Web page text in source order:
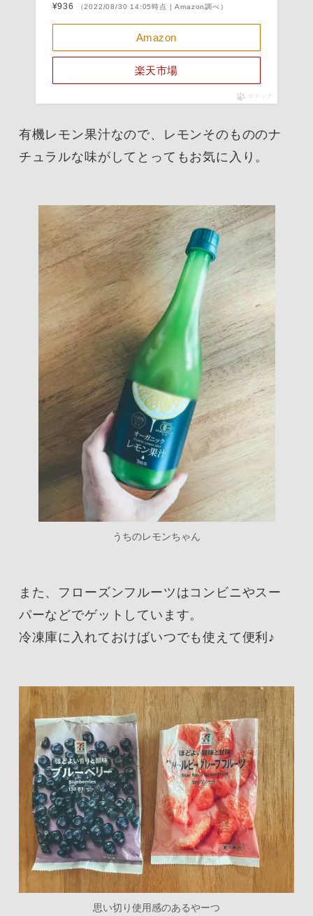
¥936 （2022/08/30 14:05時点 | Amazon調べ）
Amazon
楽天市場
ポチップ
有機レモン果汁なので、レモンそのもののナ
チュラルな味がしてとってもお気に入り。
うちのレモンちゃん
また、フローズンフルーツはコンビニやスー
パーなどでゲットしています。
冷凍庫に入れておけばいつでも使えて便利♪
思い切り使用感のあるやーつ